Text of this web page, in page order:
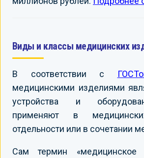
Виды и классы медицинских
В соответствии с
медицинскими изделиями
устройства и
применяют в
отдельности или в сочетании
Сам термин «медицинское